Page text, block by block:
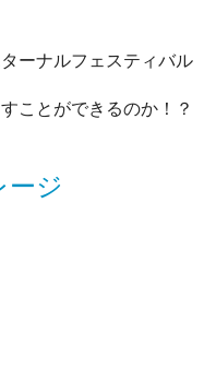
ーナルフェスティバル
ことができるのか！？
ージ